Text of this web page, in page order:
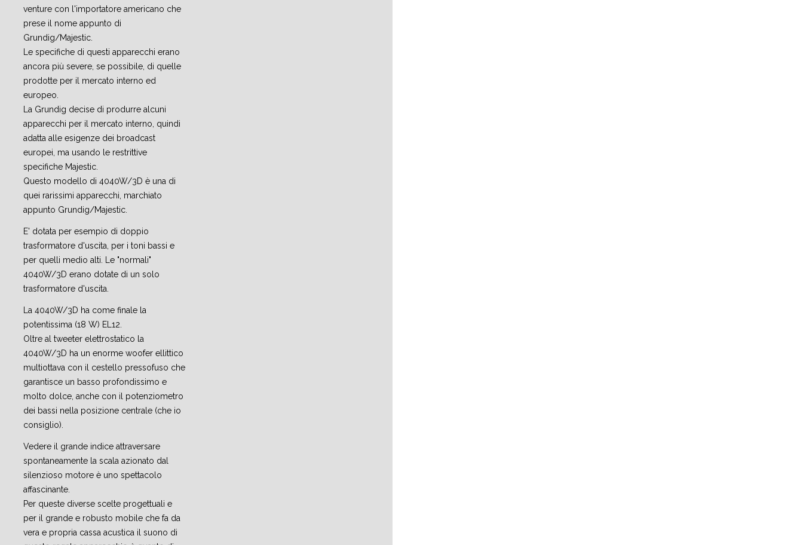
venture con l'importatore americano che
prese il nome appunto di
Grundig/Majestic.
Le specifiche di questi apparecchi erano
ancora più severe, se possibile, di quelle
prodotte per il mercato interno ed
europeo.
La Grundig decise di produrre alcuni
apparecchi per il mercato interno, quindi
adatta alle esigenze dei broadcast
europei, ma usando le restrittive
specifiche Majestic.
Questo modello di 4040W/3D è una di
quei rarissimi apparecchi, marchiato
appunto Grundig/Majestic.
E' dotata per esempio di doppio
trasformatore d'uscita, per i toni bassi e
per quelli medio alti. Le "normali"
4040W/3D erano dotate di un solo
trasformatore d'uscita.
La 4040W/3D ha come finale la
potentissima (18 W) EL12.
Oltre al tweeter elettrostatico la
4040W/3D ha un enorme woofer ellittico
multiottava con il cestello pressofuso che
garantisce un basso profondissimo e
molto dolce, anche con il potenziometro
dei bassi nella posizione centrale (che io
consiglio).
Vedere il grande indice attraversare
spontaneamente la scala azionato dal
silenzioso motore è uno spettacolo
affascinante.
Per queste diverse scelte progettuali e
per il grande e robusto mobile che fa da
vera e propria cassa acustica il suono di